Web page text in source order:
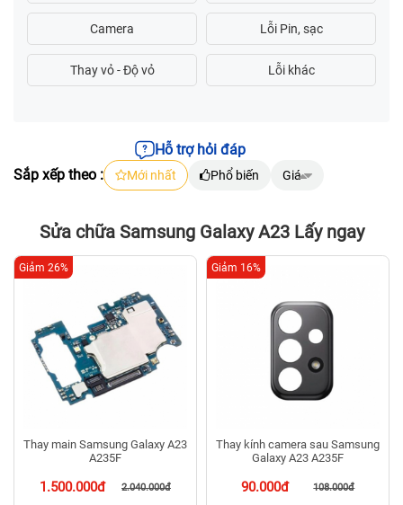
Hỗ trợ hỏi đáp
Sắp xếp theo :
Mới nhất Phổ biến Giá
Sửa chữa Samsung Galaxy A23 Lấy ngay
Thay main Samsung Galaxy A23
A235F
1.500.000đ 2.040.000đ
Giảm 26%
Thay kính camera sau Samsung
Galaxy A23 A235F
90.000đ 108.000đ
Giảm 16%